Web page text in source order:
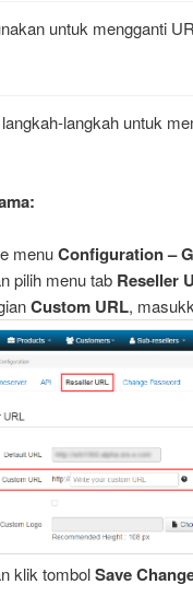
untuk mengganti
langkah untuk
menuConfiguration –
pilih menu tab Reseller
Custom URL,
klik tombolSave